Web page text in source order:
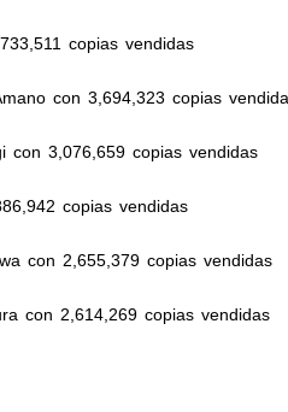
copias vendidas
con 3,694,323 copias
con 3,076,659 copias vendidas
copias vendidas
con 2,655,379 copias vendidas
con 2,614,269 copias vendidas